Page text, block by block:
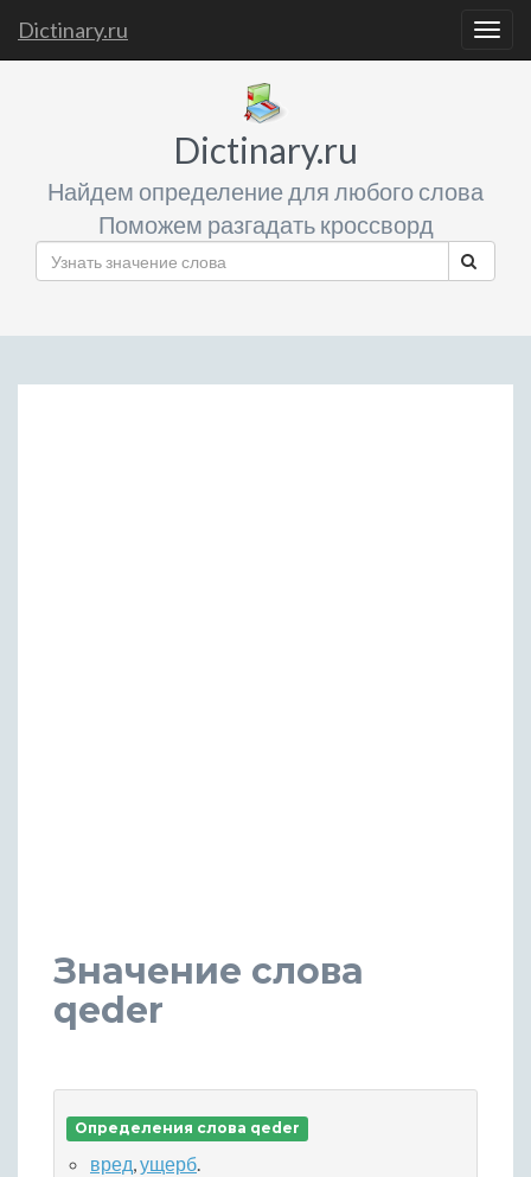
Dictinary.ru
Dictinary.ru
Найдем определение для любого слова
Поможем разгадать кроссворд
Значение слова
qeder
Определения слова qeder
вред,ущерб.